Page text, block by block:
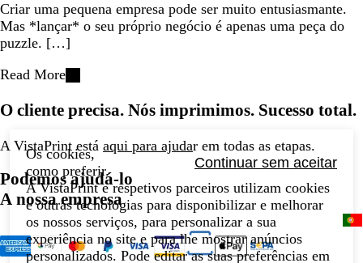
Criar uma pequena empresa pode ser muito entusiasmante.
Mas *lançar* o seu próprio negócio é apenas uma peça do
puzzle. […]
Read More
O cliente precisa. Nós imprimimos. Sucesso total.
A VistaPrint está aqui para ajudar em todas as etapas.
Podemos ajudá-lo
A nossa empresa
Os cookies,
como preferir.
Continuar sem aceitar
A VistaPrint e respetivos parceiros utilizam cookies
e outras tecnologias para disponibilizar e melhorar
os nossos serviços, para personalizar a sua
experiência no site e para lhe mostrar anúncios
personalizados. Pode editar as suas preferências em